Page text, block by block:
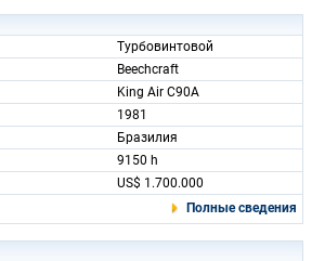
Турбовинтовой
Beechcraft
King Air C90A
1981
Бразилия
9150 h
US$ 1.700.000
Полные сведения